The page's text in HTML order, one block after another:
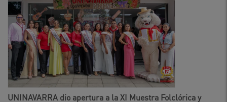
UNINAVARRA dio apertura a la XI Muestra Folclórica y